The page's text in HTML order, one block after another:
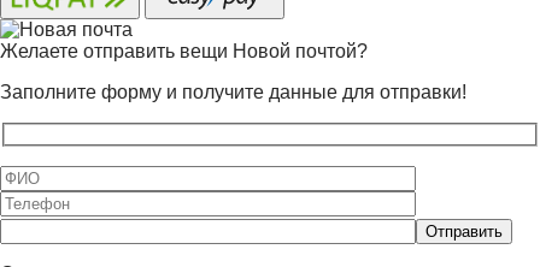
Желаете отправить вещи Новой почтой?
Заполните форму и получите данные для отправки!
это